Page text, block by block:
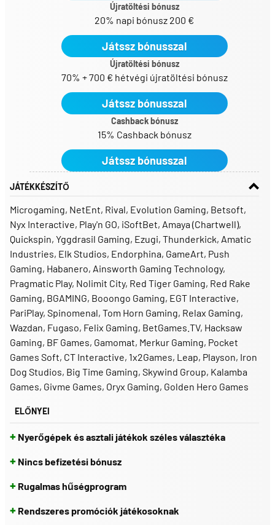
Újratöltési bónusz
20% napi bónusz 200 €
Játssz bónusszal
Újratöltési bónusz
70% + 700 € hétvégi újratöltési bónusz
Játssz bónusszal
Cashback bónusz
15% Cashback bónusz
Játssz bónusszal
JÁTÉKKÉSZÍTŐ
Microgaming NetEnt Rival Evolution Gaming Betsoft
Nyx Interactive Play'n GO iSoftBet Amaya (Chartwell)
Quickspin Yggdrasil Gaming Ezugi Thunderkick Amatic
Industries Elk Studios Endorphina GameArt Push
Gaming Habanero Ainsworth Gaming Technology
Pragmatic Play Nolimit City Red Tiger Gaming Red Rake
Gaming BGAMING Booongo Gaming EGT Interactive
PariPlay Spinomenal Tom Horn Gaming Relax Gaming
Wazdan Fugaso Felix Gaming BetGames.TV Hacksaw
Gaming BF Games Gamomat Merkur Gaming Pocket
Games Soft CT Interactive 1x2Games Leap Playson Iron
Dog Studios Big Time Gaming Skywind Group Kalamba
Games Givme Games Oryx Gaming Golden Hero Games
ELŐNYEI
+ Nyerőgépek és asztali játékok széles választéka
+ Nincs befizetési bónusz
+ Rugalmas hűségprogram
+ Rendszeres promóciók játékosoknak